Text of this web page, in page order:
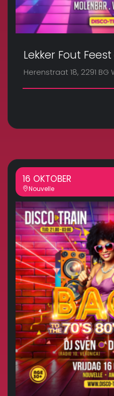
Lekker Fout Feest
Herenstraat 18, 2291
16 OKTOBER
Nouvelle